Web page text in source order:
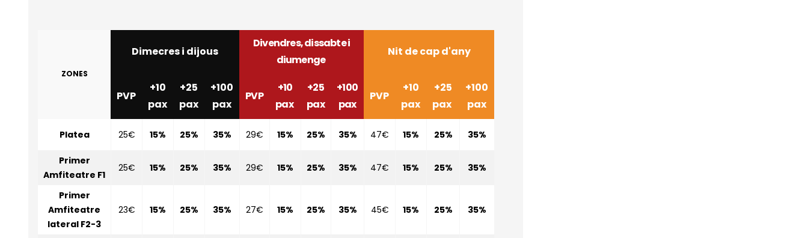
ZONES
Dimecres i dijous
Divendres, dissabte i
diumenge
Nit de cap d'any
PVP
+10
pax
+25
pax
+100
pax
PVP
+10
pax
+25
pax
+100
pax
PVP
+10
pax
+25
pax
+100
pax
Platea 25€ 15% 25% 35% 29€ 15% 25% 35% 47€ 15% 25% 35%
Primer
Amfiteatre F1
25€ 15% 25% 35% 29€ 15% 25% 35% 47€ 15% 25% 35%
Primer
Amfiteatre
lateral F2-3
23€ 15% 25% 35% 27€ 15% 25% 35% 45€ 15% 25% 35%